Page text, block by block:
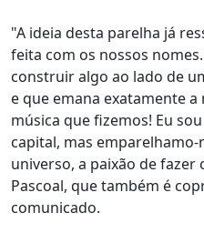
"A ideia desta parelha já
feita com os nossos
construir algo ao lado de
e que emana exatamente
música que fizemos! Eu
capital, mas
universo, a paixão de fazer
Pascoal, que também é
comunicado.